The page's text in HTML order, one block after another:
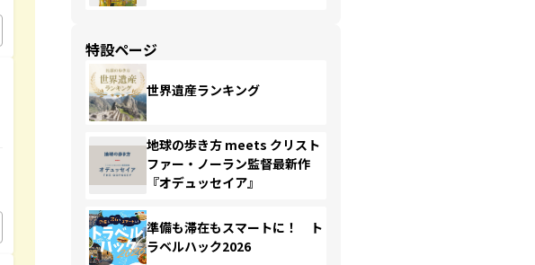
特設ページ
世界遺産ランキング
地球の歩き方 meets クリスト
ファー・ノーラン監督最新作
『オデュッセイア』
準備も滞在もスマートに！ ト
ラベルハック2026